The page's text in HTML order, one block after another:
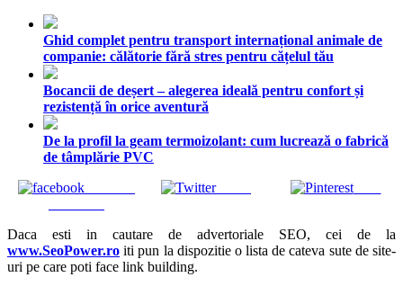
Ghid complet pentru transport internațional animale de
companie: călătorie fără stres pentru cățelul tău
Bocancii de deșert – alegerea ideală pentru confort și
rezistență în orice aventură
De la profil la geam termoizolant: cum lucrează o fabrică
de tâmplărie PVC
Tweet Save
Daca esti in cautare de advertoriale SEO, cei de la
www.SeoPower.ro iti pun la dispozitie o lista de cateva sute de site-
uri pe care poti face link building.